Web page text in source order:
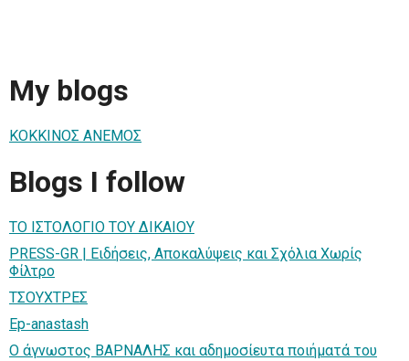
My blogs
ΚΟΚΚΙΝΟΣ ΑΝΕΜΟΣ
Blogs I follow
ΤΟ ΙΣΤΟΛΟΓΙΟ ΤΟΥ ΔΙΚΑΙΟΥ
PRESS-GR | Ειδήσεις, Αποκαλύψεις και Σχόλια Χωρίς
Φίλτρο
ΤΣΟΥΧΤΡΕΣ
Ep-anastash
Ο άγνωστος ΒΑΡΝΑΛΗΣ και αδημοσίευτα ποιήματά του